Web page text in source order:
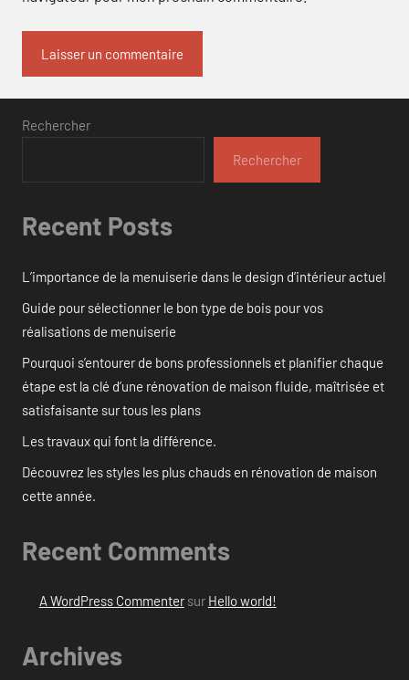
Rechercher
Rechercher
Recent Posts
L’importance de la menuiserie dans le design d’intérieur actuel
Guide pour sélectionner le bon type de bois pour vos
réalisations de menuiserie
Pourquoi s’entourer de bons professionnels et planifier chaque
étape est la clé d’une rénovation de maison fluide, maîtrisée et
satisfaisante sur tous les plans
Les travaux qui font la différence.
Découvrez les styles les plus chauds en rénovation de maison
cette année.
Recent Comments
A WordPress Commentersur Hello world!
Archives